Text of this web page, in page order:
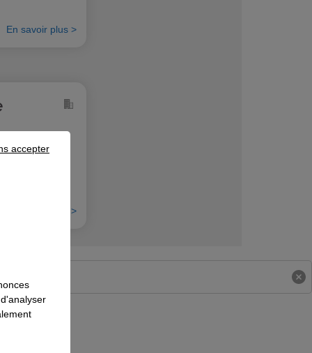
En savoir plus >
En savoir plus >
accepter